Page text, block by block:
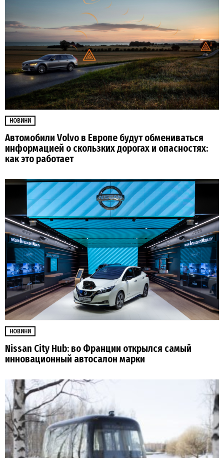
НОВИНИ
Автомобили Volvo в Европе будут обмениваться
информацией о скользких дорогах и опасностях:
как это работает
НОВИНИ
Nissan City Hub: во Франции открылся самый
инновационный автосалон марки